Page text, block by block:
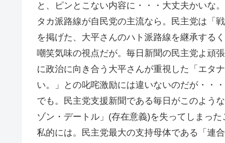
と、ピンとこない内容に・・・大丈夫かいな。
タカ派路線が自民党の主流なら。民主党は「
を掲げた、大平さんのハト派路線を継承する
嘲笑気味の視点だが。毎日新聞の民主党よ頑
に政治に向き合う大平さんが重視した「エタ
い。」との叱咤激励には違いないのだが・・・
でも。民主党支援新聞である毎日がこのよう
ゾン・デートル」(存在意義)を失ってしまった
私的には。民主党最大の支持母体である「連